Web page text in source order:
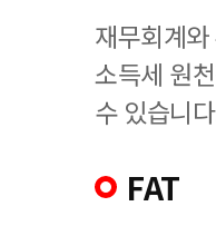
재무회계
소득세 원
수 있습니
FAT